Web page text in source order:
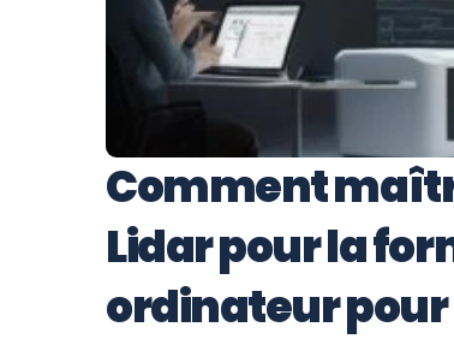
Comment
Lidar pour la
ordinateur